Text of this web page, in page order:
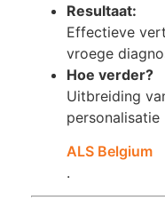
Resultaat:
Effectieve
vroege
Hoe verder?
Uitbreiding
personalisatie​
ALS Belgium
.